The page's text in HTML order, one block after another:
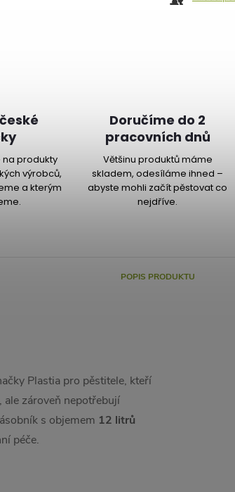
produkty
výrobců,
a kterým
Doručíme do 2
pracovních dnů
Většinu produktů máme
skladem, odesíláme ihned –
abyste mohli začít pěstovat co
nejdříve.
POPIS PRODUKTU
Plastia pro pěstitele, kteří
zároveň nepotřebují
s objemem 12 litrů
péče.